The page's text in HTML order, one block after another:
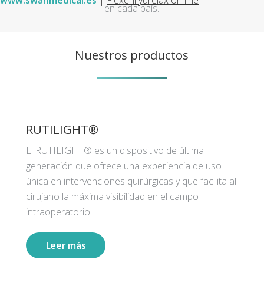
en cada país.
Nuestros productos
RUTILIGHT®
El RUTILIGHT® es un dispositivo de última
generación que ofrece una experiencia de uso
única en intervenciones quirúrgicas y que facilita al
cirujano la máxima visibilidad en el campo
intraoperatorio.
Leer más